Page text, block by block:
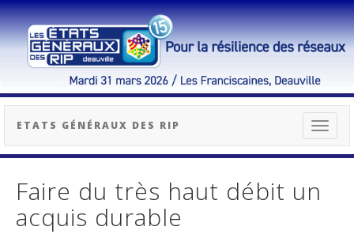
Toggle
ETATS GÉNÉRAUX DES RIP
Faire du très haut débit un
acquis durable